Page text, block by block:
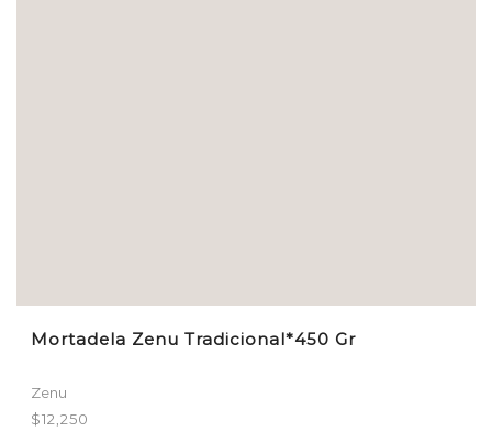
Mortadela Zenu Tradicional*450 Gr
Zenu
$12,250